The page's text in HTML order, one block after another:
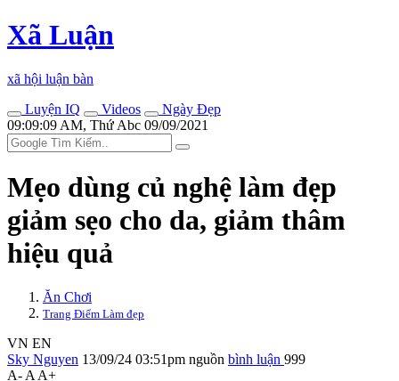
Xã Luận
xã hội luận bàn
Luyện IQ
Videos
Ngày Đẹp
09:09:09 AM, Thứ Abc 09/09/2021
Mẹo dùng củ nghệ làm đẹp
giảm sẹo cho da, giảm thâm
hiệu quả
Ăn Chơi
Trang Điểm Làm đẹp
VN EN
Sky Nguyen 13/09/24 03:51pm nguồn bình luận 999
A- A A+